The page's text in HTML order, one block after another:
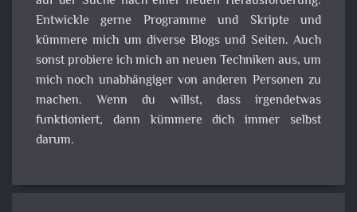
Entwickle gerne Programme und Skripte und
kümmere mich um diverse Blogs und Seiten. Auch
sonst probiere ich mich an neuen Techniken aus, um
mich noch unabhängiger von anderen Personen zu
machen. Wenn du willst, dass irgendetwas
funktioniert, dann kümmere dich immer selbst
darum.